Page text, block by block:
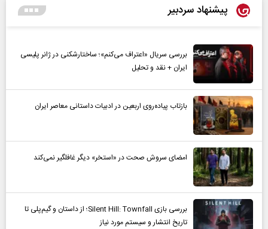
پیشنهاد سردبیر
بررسی سریال «اعتراف می‌کنم»؛ ساختارشکنی در ژانر پلیسی
ایران + نقد و تحلیل
بازتاب پیاده‌روی اربعین در ادبیات داستانی معاصر ایران
امضای سروش صحت در «استخر» دیگر غافلگیر نمی‌کند
بررسی بازی Silent Hill: Townfall؛ از داستان و گیم‌پلی تا
تاریخ انتشار و سیستم مورد نیاز